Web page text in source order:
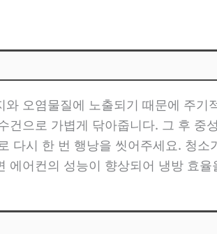
오염물질에 노출되기 때문에 주
건으로 가볍게 닦아줍니다. 그 후 중
다시 한 번 행낭을 씻어주세요. 청
에어컨의 성능이 향상되어 냉방 효